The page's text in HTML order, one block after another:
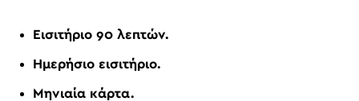
Εισιτήριο 90 λεπτών.
Ημερήσιο εισιτήριο.
Μηνιαία κάρτα.